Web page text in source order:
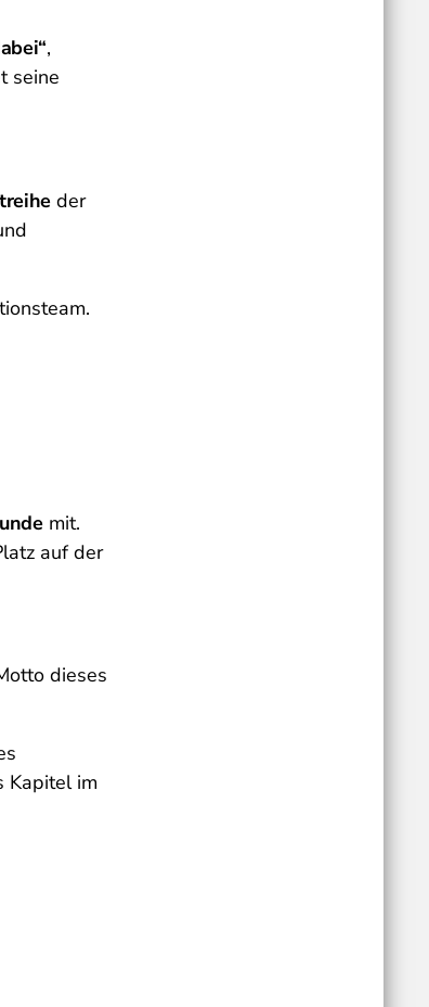
,
seine
der
mit.
auf der
dieses
Kapitel im